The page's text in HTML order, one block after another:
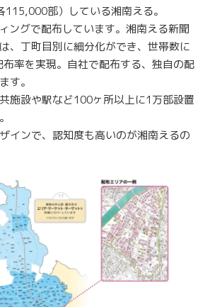
部）している湘南える。
ングで配布しています。湘南える新聞
、丁町目別に細分化ができ、世帯数に
率を実現。自社で配布する、独自の配
す。
施設や駅など100ヶ所以上に1万部設置
インで、認知度も高いのが湘南えるの